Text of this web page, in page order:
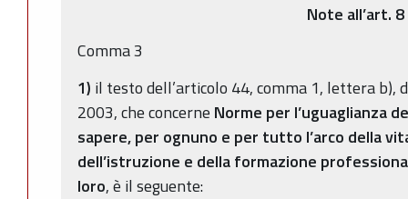
Note all’art. 8
Comma 3
1) il testo dell’articolo 44, comma 1, lettera b),
2003, che concerne Norme per l’uguaglianza
sapere, per ognuno e per tutto l’arco della
dell’istruzione e della formazione
loro, è il seguente: